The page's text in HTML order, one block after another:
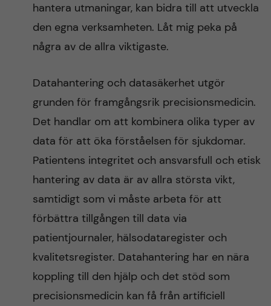
hantera utmaningar, kan bidra till att utveckla
den egna verksamheten. Låt mig peka på
några av de allra viktigaste.
Datahantering och datasäkerhet utgör
grunden för framgångsrik precisionsmedicin.
Det handlar om att kombinera olika typer av
data för att öka förståelsen för sjukdomar.
Patientens integritet och ansvarsfull och etisk
hantering av data är av allra största vikt,
samtidigt som vi måste arbeta för att
förbättra tillgången till data via
patientjournaler, hälsodataregister och
kvalitetsregister. Datahantering har en nära
koppling till den hjälp och det stöd som
precisionsmedicin kan få från artificiell